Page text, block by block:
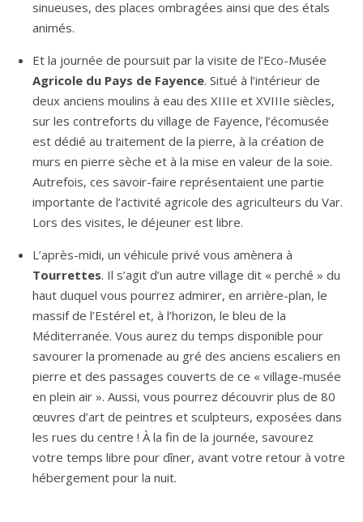
sinueuses, des places ombragées ainsi que des étals
animés.
Et la journée de poursuit par la visite de l’Eco-Musée
Agricole du Pays de Fayence. Situé à l’intérieur de
deux anciens moulins à eau des XIIIe et XVIIIe siècles,
sur les contreforts du village de Fayence, l’écomusée
est dédié au traitement de la pierre, à la création de
murs en pierre sèche et à la mise en valeur de la soie.
Autrefois, ces savoir-faire représentaient une partie
importante de l’activité agricole des agriculteurs du Var.
Lors des visites, le déjeuner est libre.
L’après-midi, un véhicule privé vous amènera à
Tourrettes. Il s’agit d’un autre village dit « perché » du
haut duquel vous pourrez admirer, en arrière-plan, le
massif de l’Estérel et, à l’horizon, le bleu de la
Méditerranée. Vous aurez du temps disponible pour
savourer la promenade au gré des anciens escaliers en
pierre et des passages couverts de ce « village-musée
en plein air ». Aussi, vous pourrez découvrir plus de 80
œuvres d’art de peintres et sculpteurs, exposées dans
les rues du centre ! À la fin de la journée, savourez
votre temps libre pour dîner, avant votre retour à votre
hébergement pour la nuit.